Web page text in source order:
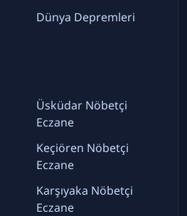
Dünya Depremleri
Üsküdar Nöbetçi
Eczane
Keçiören Nöbetçi
Eczane
Karşıyaka Nöbetçi
Eczane